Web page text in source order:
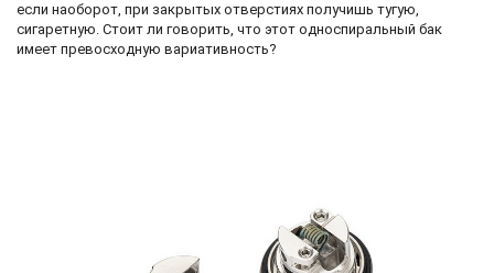
если наоборот, при закрытых отверстиях получишь тугую,
сигаретную. Стоит ли говорить, что этот односпиральный бак
имеет превосходную вариативность?